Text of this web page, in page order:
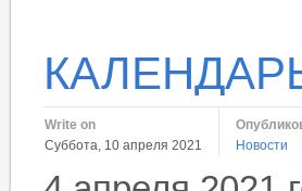
Write on
Суббота, 10 апреля 2021
Новости